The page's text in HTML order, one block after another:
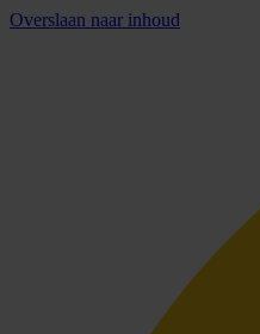
Overslaan naar inhoud